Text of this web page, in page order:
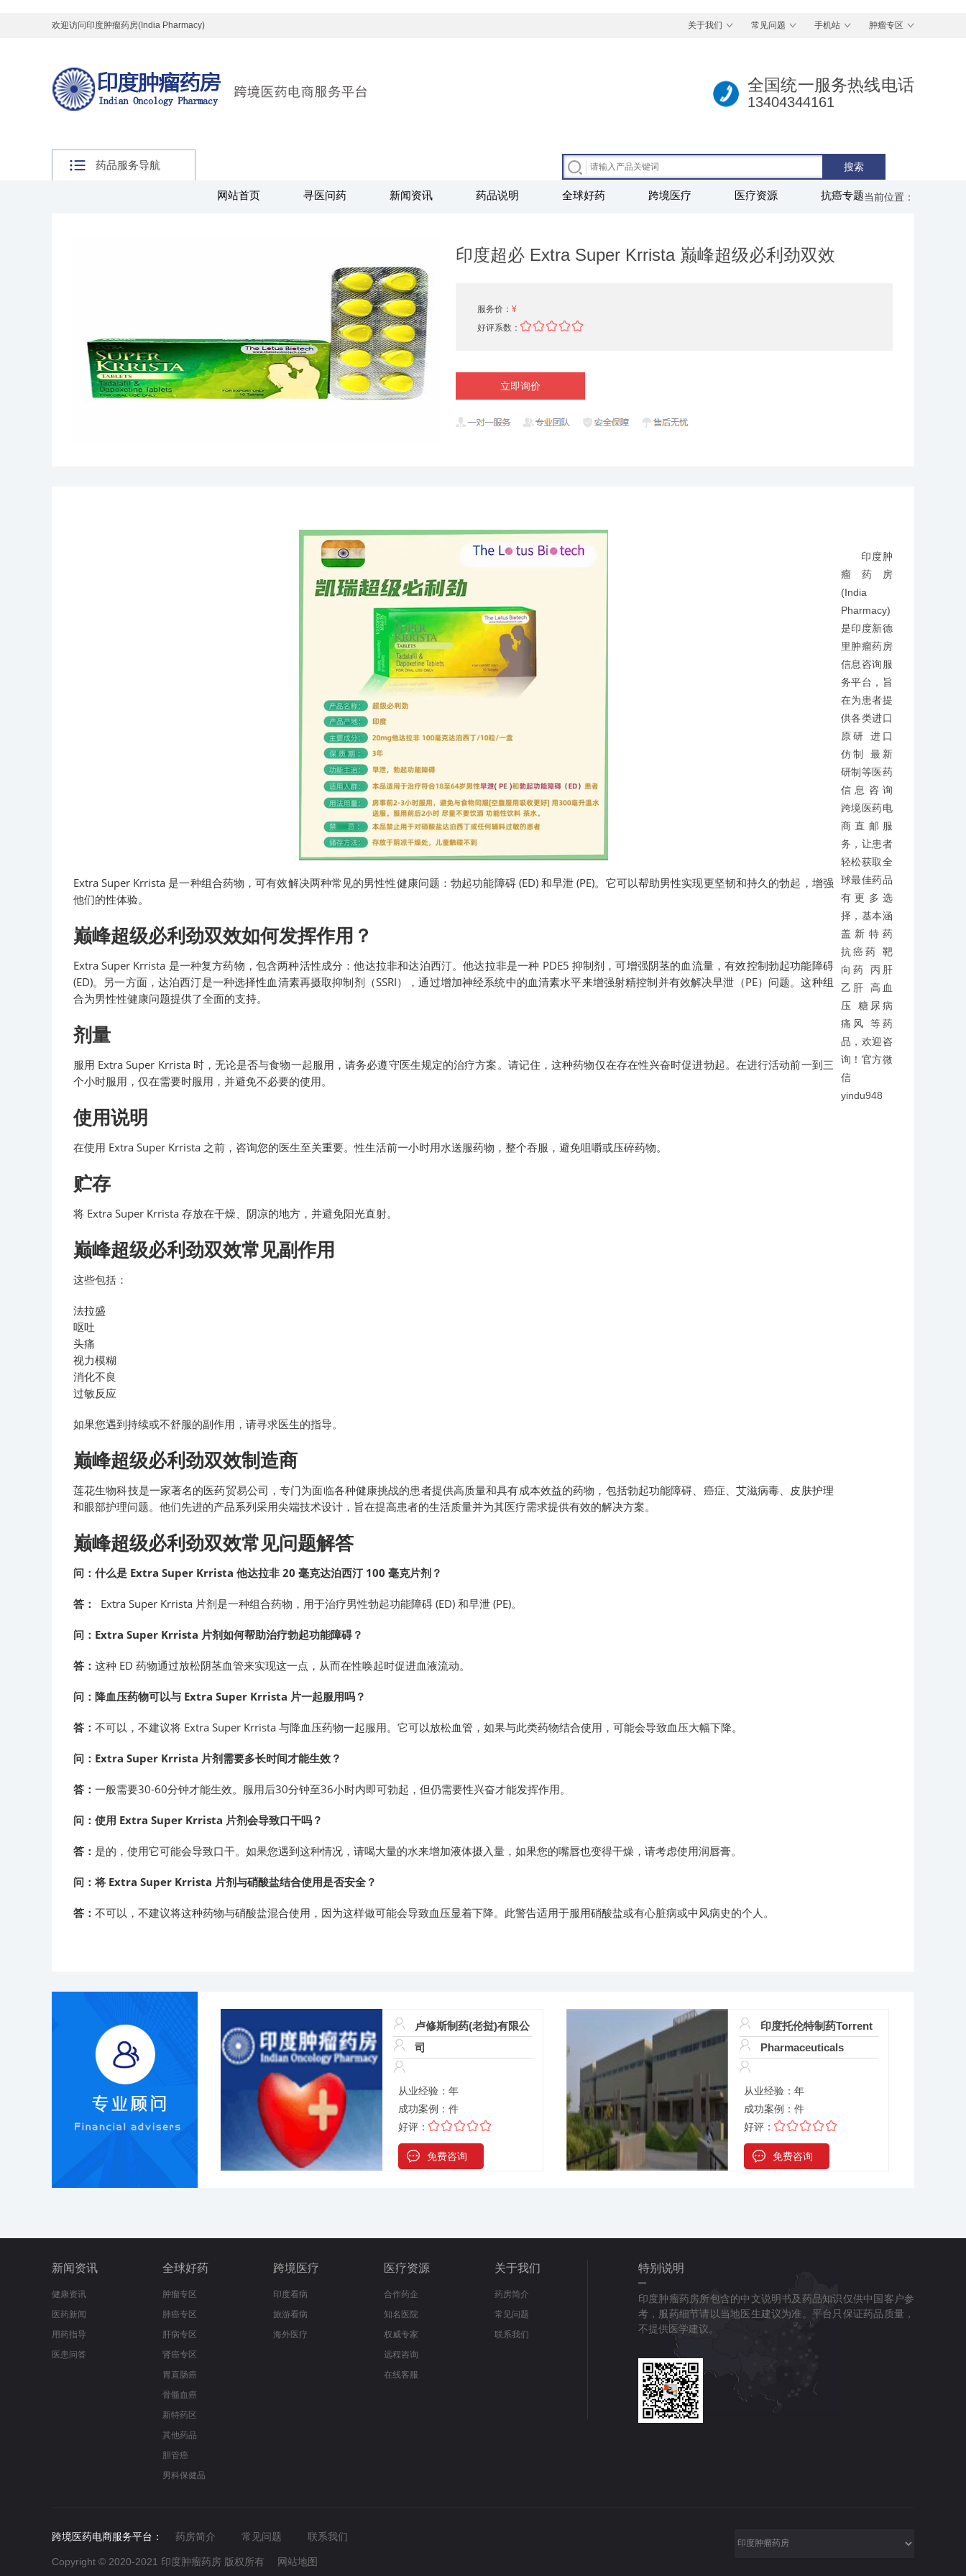
欢迎访问印度肿瘤药房(India Pharmacy) 关于我们 常见问题 手机站 肿瘤专区
全国统一服务热线电话
13404344161
药品服务导航
网站首页 寻医问药 新闻资讯 药品说明 全球好药 跨境医疗 医疗资源 抗癌专题当前位置：
印度超必 Extra Super Krrista 巅峰超级必利劲双效
服务价： ¥
好评系数：
立即询价
Extra Super Krrista 是一种组合药物，可有效解决两种常见的男性性健康问题：勃起功能障碍 (ED) 和早泄 (PE)。它可以帮助男性实现更坚韧和持久的勃起，增强
他们的性体验。
巅峰超级必利劲双效如何发挥作用？
Extra Super Krrista 是一种复方药物，包含两种活性成分：他达拉非和达泊西汀。他达拉非是一种 PDE5 抑制剂，可增强阴茎的血流量，有效控制勃起功能障碍
(ED)。另一方面，达泊西汀是一种选择性血清素再摄取抑制剂（SSRI），通过增加神经系统中的血清素水平来增强射精控制并有效解决早泄（PE）问题。这种组
合为男性性健康问题提供了全面的支持。
剂量
服用 Extra Super Krrista 时，无论是否与食物一起服用，请务必遵守医生规定的治疗方案。请记住，这种药物仅在存在性兴奋时促进勃起。在进行活动前一到三
个小时服用，仅在需要时服用，并避免不必要的使用。
使用说明
在使用 Extra Super Krrista 之前，咨询您的医生至关重要。性生活前一小时用水送服药物，整个吞服，避免咀嚼或压碎药物。
贮存
将 Extra Super Krrista 存放在干燥、阴凉的地方，并避免阳光直射。
巅峰超级必利劲双效常见副作用
这些包括：
法拉盛
呕吐
头痛
视力模糊
消化不良
过敏反应
如果您遇到持续或不舒服的副作用，请寻求医生的指导。
巅峰超级必利劲双效制造商
莲花生物科技是一家著名的医药贸易公司，专门为面临各种健康挑战的患者提供高质量和具有成本效益的药物，包括勃起功能障碍、癌症、艾滋病毒、皮肤护理
和眼部护理问题。他们先进的产品系列采用尖端技术设计，旨在提高患者的生活质量并为其医疗需求提供有效的解决方案。
巅峰超级必利劲双效常见问题解答
问：什么是 Extra Super Krrista 他达拉非 20 毫克达泊西汀 100 毫克片剂？
答： Extra Super Krrista 片剂是一种组合药物，用于治疗男性勃起功能障碍 (ED) 和早泄 (PE)。
问：Extra Super Krrista 片剂如何帮助治疗勃起功能障碍？
答： 这种 ED 药物通过放松阴茎血管来实现这一点，从而在性唤起时促进血液流动。
问：降血压药物可以与 Extra Super Krrista 片一起服用吗？
答： 不可以，不建议将 Extra Super Krrista 与降血压药物一起服用。它可以放松血管，如果与此类药物结合使用，可能会导致血压大幅下降。
问：Extra Super Krrista 片剂需要多长时间才能生效？
答： 一般需要30-60分钟才能生效。服用后30分钟至36小时内即可勃起，但仍需要性兴奋才能发挥作用。
问：使用 Extra Super Krrista 片剂会导致口干吗？
答： 是的，使用它可能会导致口干。如果您遇到这种情况，请喝大量的水来增加液体摄入量，如果您的嘴唇也变得干燥，请考虑使用润唇膏。
问：将 Extra Super Krrista 片剂与硝酸盐结合使用是否安全？
答： 不可以，不建议将这种药物与硝酸盐混合使用，因为这样做可能会导致血压显着下降。此警告适用于服用硝酸盐或有心脏病或中风病史的个人。
印度肿
瘤药房
(India
Pharmacy)
是印度新德
里肿瘤药房
信息咨询服
务平台，旨
在为患者提
供各类进口
原研 进口
仿制 最新
研制等医药
信息咨询
跨境医药电
商直邮服
务，让患者
轻松获取全
球最佳药品
有更多选
择，基本涵
盖新特药
抗癌药 靶
向药 丙肝
乙肝 高血
压 糖尿病
痛风 等药
品，欢迎咨
询！官方微
信
yindu948
卢修斯制药(老挝)有限公
司
从业经验： 年
成功案例： 件
好评：
免费咨询
印度托伦特制药Torrent
Pharmaceuticals
从业经验： 年
成功案例： 件
好评：
免费咨询
新闻资讯
健康资讯
医药新闻
用药指导
医患问答
全球好药
肿瘤专区
肺癌专区
肝病专区
肾癌专区
胃直肠癌
骨髓血癌
新特药区
其他药品
胆管癌
男科保健品
跨境医疗
印度看病
旅游看病
海外医疗
医疗资源
合作药企
知名医院
权威专家
远程咨询
在线客服
关于我们
药房简介
常见问题
联系我们
特别说明
印度肿瘤药房所包含的中文说明书及药品知识仅供中国客户参
考，服药细节请以当地医生建议为准。平台只保证药品质量，
不提供医学建议。
跨境医药电商服务平台： 药房简介 常见问题 联系我们
Copyright © 2020-2021 印度肿瘤药房 版权所有 网站地图